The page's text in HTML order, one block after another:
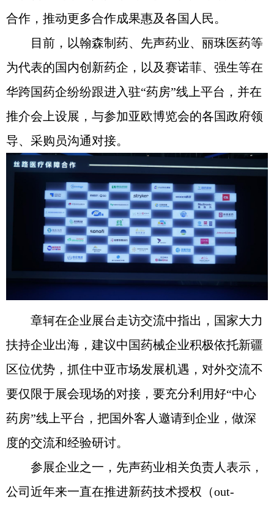
合作，推动更多合作成果惠及各国人民。
目前，以翰森制药、先声药业、丽珠医药等
为代表的国内创新药企，以及赛诺菲、强生等在
华跨国药企纷纷跟进入驻“药房”线上平台，并在
推介会上设展，与参加亚欧博览会的各国政府领
导、采购员沟通对接。
章轲在企业展台走访交流中指出，国家大力
扶持企业出海，建议中国药械企业积极依托新疆
区位优势，抓住中亚市场发展机遇，对外交流不
要仅限于展会现场的对接，要充分利用好“中心
药房”线上平台，把国外客人邀请到企业，做深
度的交流和经验研讨。
参展企业之一，先声药业相关负责人表示，
公司近年来一直在推进新药技术授权（out-